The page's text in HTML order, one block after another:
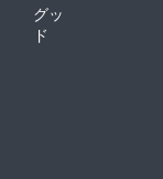
グッ
ド